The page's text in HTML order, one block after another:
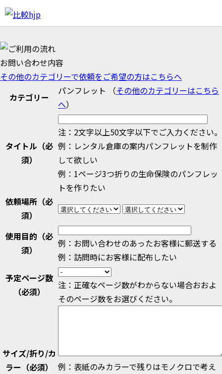
お問い合わせ内容
その他のカテゴリーで依頼をご希望の方はこちらへ
カテゴリー
パンフレット （その他のカテゴリーはこちら
へ）
タイトル（必
須）
注：2文字以上50文字以下でご入力ください。
例：レンタル倉庫の案内パンフレットを制作
して欲しい
例：1ページ3つ折りの生命保険のパンフレッ
トを作りたい
依頼場所（必
須）
使用目的（必
須）
例：お問い合わせのあったお客様に郵送する
例：訪問時にお客様に配布したい
予定ページ数
（必須）
注：正確なページ数がわからない場合おおよ
そのページ数をお選びください。
サイズ/折り/カ
ラー （必須）
例：表紙のみカラーで残りはモノクロで考え